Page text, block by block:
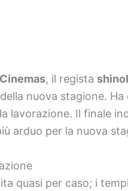
, il regista
nuova stagione.
lavorazione. Il finale
arduo per la nuova
quasi per caso; i